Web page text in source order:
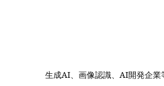
生成AI、画像認識、AI開発企